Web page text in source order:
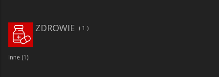
ZDROWIE 1
Inne (1)